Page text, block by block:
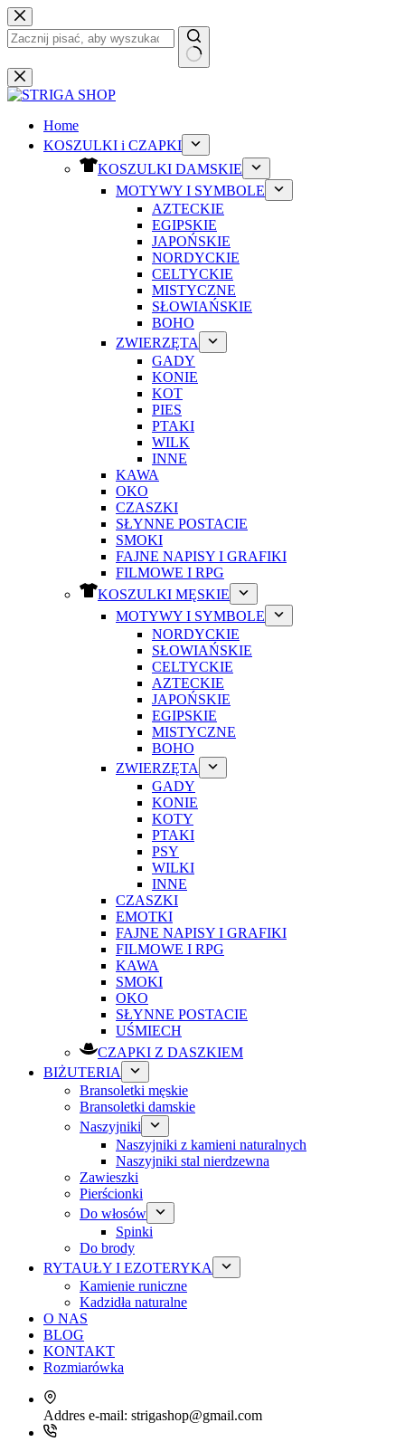
Przejdź
do
treści
Brak
wyników
Home
KOSZULKI i CZAPKI
KOSZULKI DAMSKIE
MOTYWY I SYMBOLE
AZTECKIE
EGIPSKIE
JAPOŃSKIE
NORDYCKIE
CELTYCKIE
MISTYCZNE
SŁOWIAŃSKIE
BOHO
ZWIERZĘTA
GADY
KONIE
KOT
PIES
PTAKI
WILK
INNE
KAWA
OKO
CZASZKI
SŁYNNE POSTACIE
SMOKI
FAJNE NAPISY I GRAFIKI
FILMOWE I RPG
KOSZULKI MĘSKIE
MOTYWY I SYMBOLE
NORDYCKIE
SŁOWIAŃSKIE
CELTYCKIE
AZTECKIE
JAPOŃSKIE
EGIPSKIE
MISTYCZNE
BOHO
ZWIERZĘTA
GADY
KONIE
KOTY
PTAKI
PSY
WILKI
INNE
CZASZKI
EMOTKI
FAJNE NAPISY I GRAFIKI
FILMOWE I RPG
KAWA
SMOKI
OKO
SŁYNNE POSTACIE
UŚMIECH
CZAPKI Z DASZKIEM
BIŻUTERIA
Bransoletki męskie
Bransoletki damskie
Naszyjniki
Naszyjniki z kamieni naturalnych
Naszyjniki stal nierdzewna
Zawieszki
Pierścionki
Do włosów
Spinki
Do brody
RYTAUŁY I EZOTERYKA
Kamienie runiczne
Kadzidła naturalne
O NAS
BLOG
KONTAKT
Rozmiarówka
Addres e-mail: strigashop@gmail.com